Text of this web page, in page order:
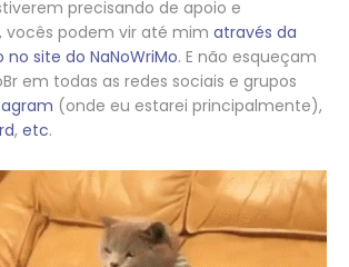
precisando de apoio e
podem vir até mim através da
site do NaNoWriMo. E não esqueçam
em todas as redes sociais e grupos
(onde eu estarei principalmente),
, etc.